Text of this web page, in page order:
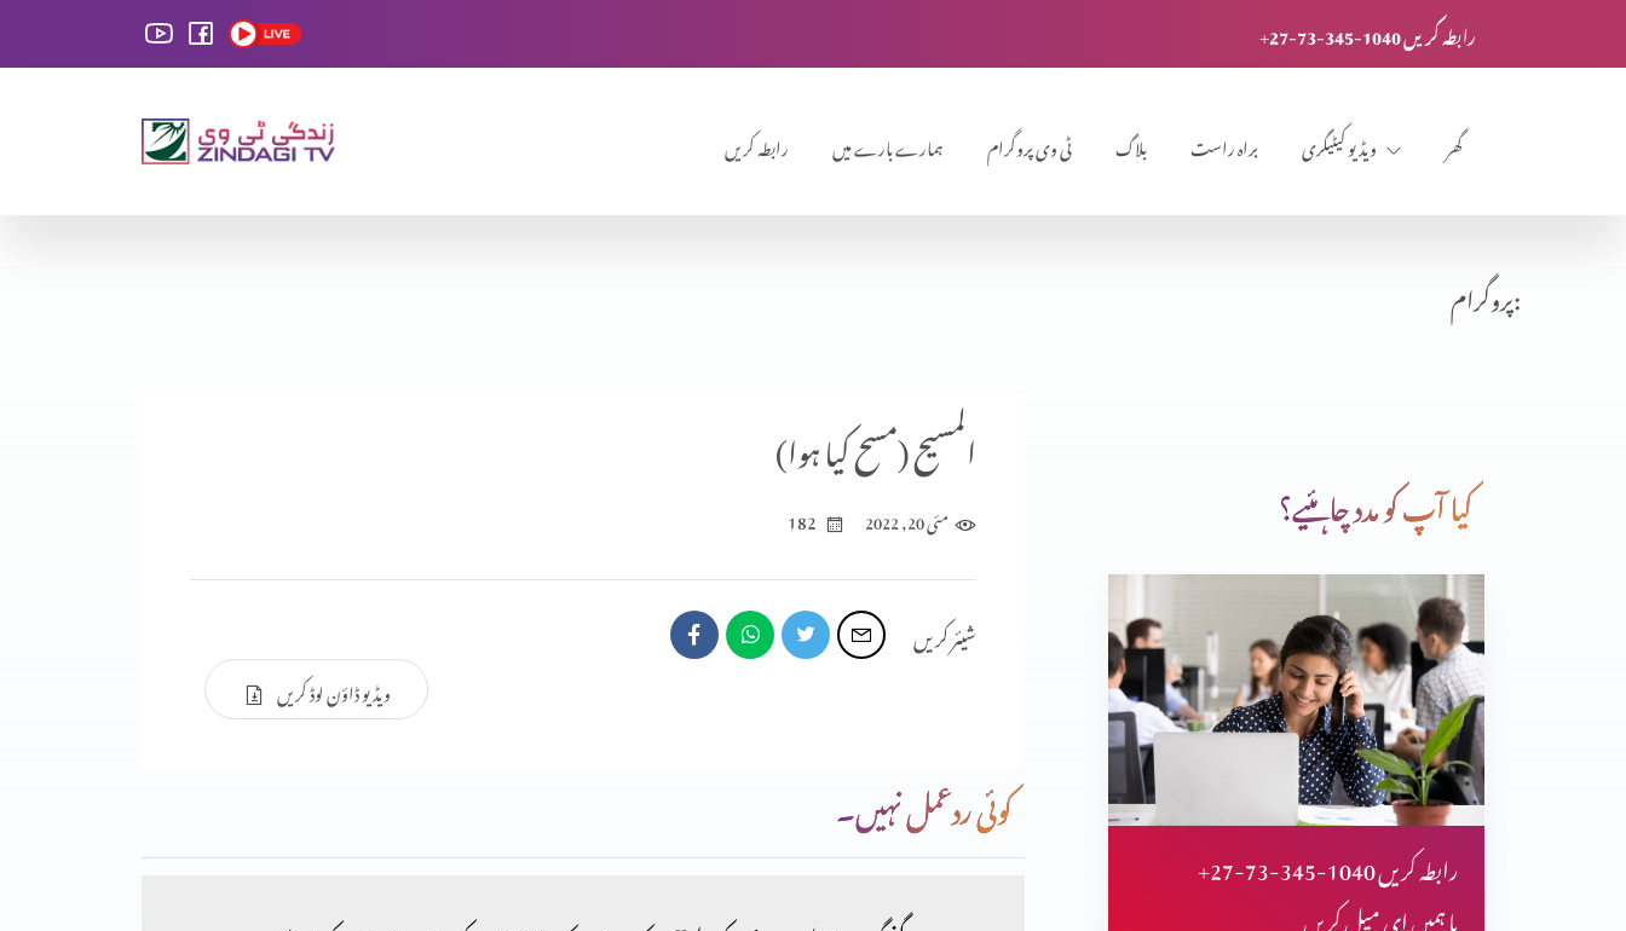
+27-73-345-1040 رابطہ کریں
رابطہ کریں ہمارے بارے میں ٹی وی پروگرام بلاگ براہ راست ویڈیو کیٹیگری گھر
پروگرام:
المسیح (مسح کیا ہوا)
مئی 20, 2022 182
شیئر کریں
ویڈیو ڈاؤن لوڈ کریں
کوئی ردعمل نہیں۔
کیا آپ کو مدد چاہئیے؟
+27-73-345-1040 رابطہ کریں
یا ہمیں ای میل کریں